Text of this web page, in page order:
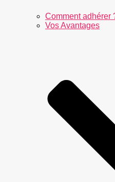
Comment adhérer
Vos Avantages